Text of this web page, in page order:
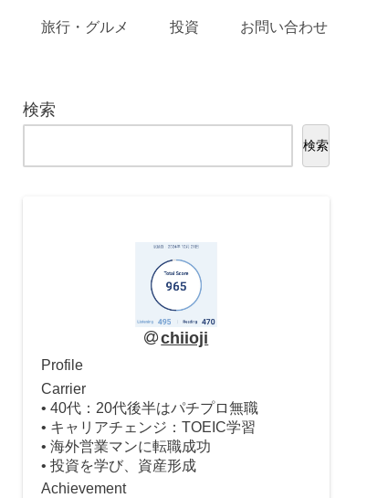
旅行・グルメ 投資 お問い合わせ
検索
検索
chiioji
Profile
Carrier
• 40代：20代後半はパチプロ無職
• キャリアチェンジ：TOEIC学習
• 海外営業マンに転職成功
• 投資を学び、資産形成
Achievement